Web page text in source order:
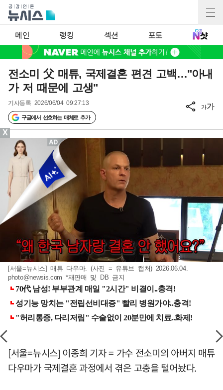
메인 랭킹 섹션 포토
전소미 父 매튜, 국제결혼 편견 고백…"아내
가 저 때문에 고생"
기사등록 2026/06/04 09:27:13
구글에서 선호하는 매체로 추가
가가
[서울=뉴시스] 매튜 다우마. (사진 = 유튜브 캡처) 2026.06.04.
photo@newsis.com *재판매 및 DB 금지
[서울=뉴시스] 이종희 기자 = 가수 전소미의 아버지 매튜
다우마가 국제결혼 과정에서 겪은 고충을 털어놨다.
X